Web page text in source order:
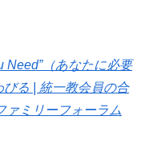
Need”（あなたに必要
る | 統一教会員の合
ァミリーフォーラム